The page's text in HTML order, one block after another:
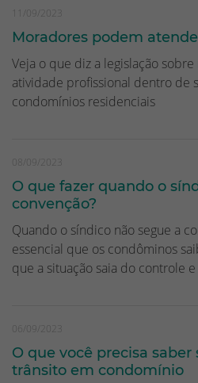
11/09/2023
Moradores podem
Veja o que diz a legislação
atividade profissional dentro de
condomínios residenciais
08/09/2023
O que fazer quando o
convenção?
Quando o síndico não segue a
essencial que os condôminos
que a situação saia do controle
06/09/2023
O que você precisa saber
trânsito em condomínio